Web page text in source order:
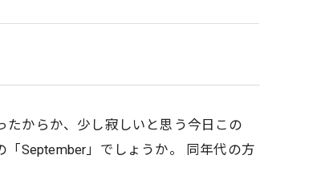
からか、少し寂しいと思う今日この
「September」でしょうか。 同年代の方